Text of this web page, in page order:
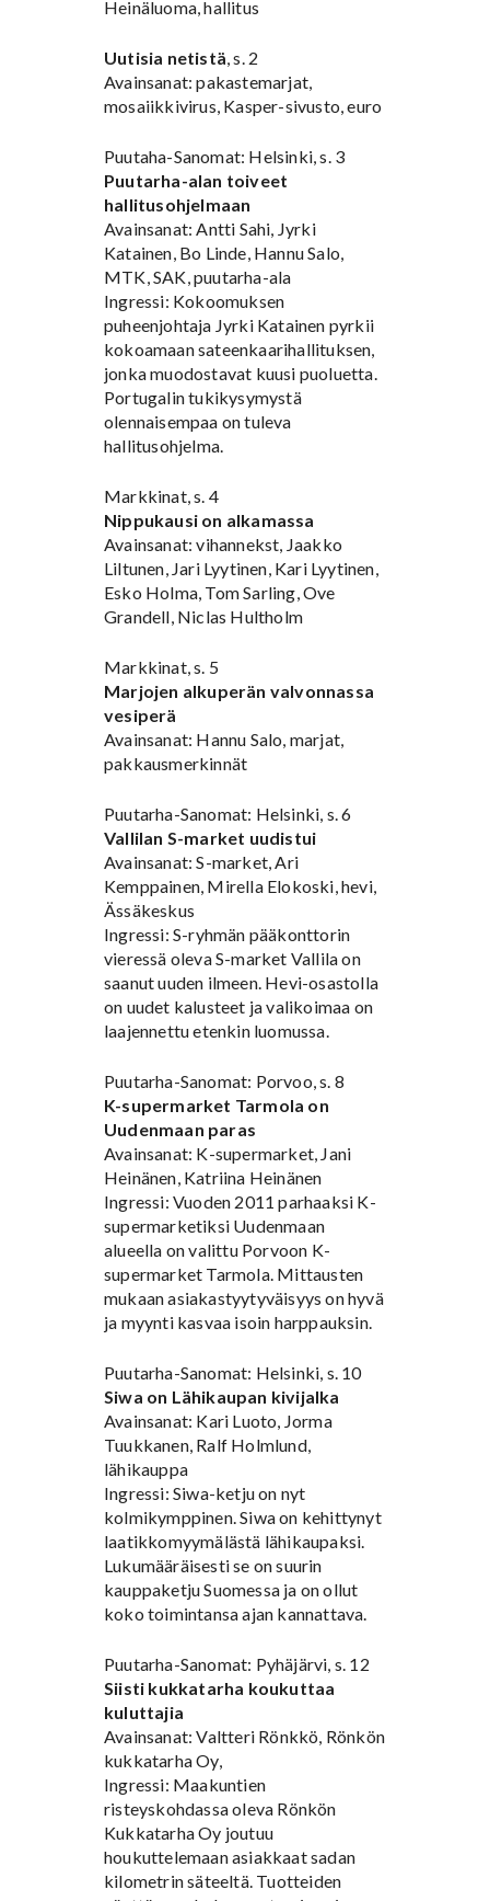
Heinäluoma, hallitus
Uutisia netistä, s. 2
Avainsanat: pakastemarjat,
mosaiikkivirus, Kasper-sivusto, euro
Puutaha-Sanomat: Helsinki, s. 3
Puutarha-alan toiveet
hallitusohjelmaan
Avainsanat: Antti Sahi, Jyrki
Katainen, Bo Linde, Hannu Salo,
MTK, SAK, puutarha-ala
Ingressi: Kokoomuksen
puheenjohtaja Jyrki Katainen pyrkii
kokoamaan sateenkaarihallituksen,
jonka muodostavat kuusi puoluetta.
Portugalin tukikysymystä
olennaisempaa on tuleva
hallitusohjelma.
Markkinat, s. 4
Nippukausi on alkamassa
Avainsanat: vihannekst, Jaakko
Liltunen, Jari Lyytinen, Kari Lyytinen,
Esko Holma, Tom Sarling, Ove
Grandell, Niclas Hultholm
Markkinat, s. 5
Marjojen alkuperän valvonnassa
vesiperä
Avainsanat: Hannu Salo, marjat,
pakkausmerkinnät
Puutarha-Sanomat: Helsinki, s. 6
Vallilan S-market uudistui
Avainsanat: S-market, Ari
Kemppainen, Mirella Elokoski, hevi,
Ässäkeskus
Ingressi: S-ryhmän pääkonttorin
vieressä oleva S-market Vallila on
saanut uuden ilmeen. Hevi-osastolla
on uudet kalusteet ja valikoimaa on
laajennettu etenkin luomussa.
Puutarha-Sanomat: Porvoo, s. 8
K-supermarket Tarmola on
Uudenmaan paras
Avainsanat: K-supermarket, Jani
Heinänen, Katriina Heinänen
Ingressi: Vuoden 2011 parhaaksi K-
supermarketiksi Uudenmaan
alueella on valittu Porvoon K-
supermarket Tarmola. Mittausten
mukaan asiakastyytyväisyys on hyvä
ja myynti kasvaa isoin harppauksin.
Puutarha-Sanomat: Helsinki, s. 10
Siwa on Lähikaupan kivijalka
Avainsanat: Kari Luoto, Jorma
Tuukkanen, Ralf Holmlund,
lähikauppa
Ingressi: Siwa-ketju on nyt
kolmikymppinen. Siwa on kehittynyt
laatikkomyymälästä lähikaupaksi.
Lukumääräisesti se on suurin
kauppaketju Suomessa ja on ollut
koko toimintansa ajan kannattava.
Puutarha-Sanomat: Pyhäjärvi, s. 12
Siisti kukkatarha koukuttaa
kuluttajia
Avainsanat: Valtteri Rönkkö, Rönkön
kukkatarha Oy,
Ingressi: Maakuntien
risteyskohdassa oleva Rönkön
Kukkatarha Oy joutuu
houkuttelemaan asiakkaat sadan
kilometrin säteeltä. Tuotteiden